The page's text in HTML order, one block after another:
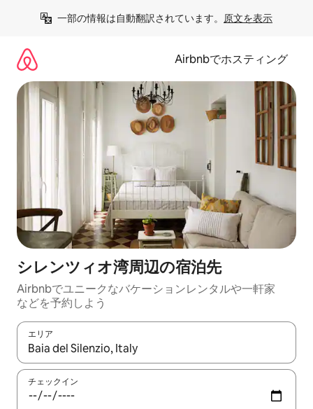
一部の情報は自動翻訳されています。 原文を表示
Airbnbでホスティング
シレンツィオ湾⁠周⁠辺⁠の宿⁠泊⁠先
Airbnbでユニークなバ⁠ケ⁠ー⁠シ⁠ョ⁠ンレ⁠ン⁠タ⁠ルや一⁠軒⁠家
な⁠ど⁠を予⁠約⁠し⁠よ⁠う
エリア
検索結果が表示されたら、上下の矢印キーを使って移動するか
チェックイン